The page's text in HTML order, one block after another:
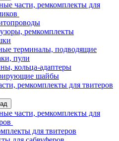
части, ремкомплекты для
ремкомплекты
терминалы, подводящие
пули
кольца-адаптеры
шайбы
ремкомплекты для твитеров
части, ремкомплекты для
для твитеров